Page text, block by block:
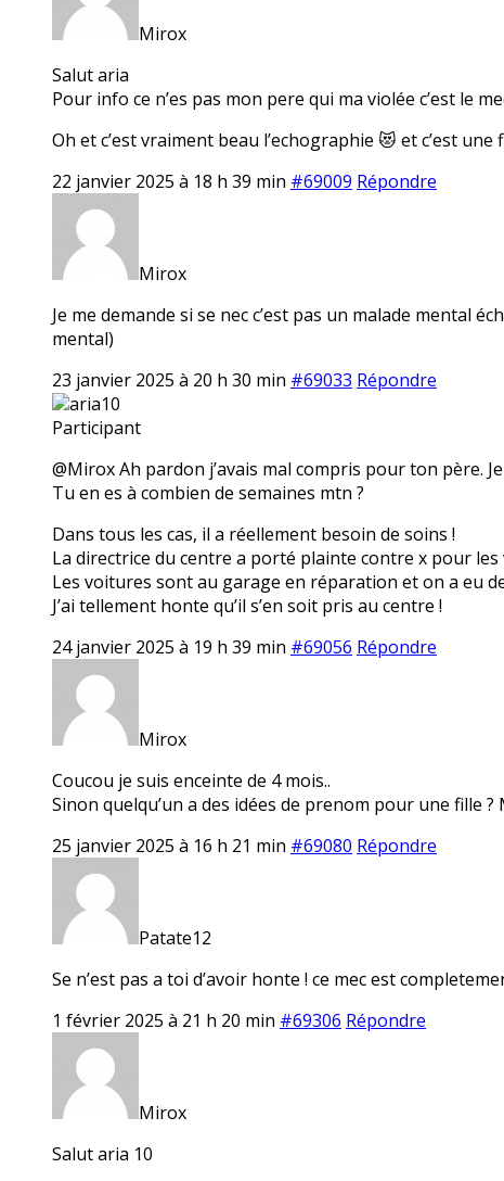
Mirox
Salut aria
Pour info ce n’es pas mon pere qui ma violée c’est le
Oh et c’est vraiment beau l’echographie 😻 et c’est
22 janvier 2025 à 18 h 39 min #69009 Répondre
Mirox
Je me demande si se nec c’est pas un malade mental
mental)
23 janvier 2025 à 20 h 30 min #69033 Répondre
aria10
Participant
@Mirox Ah pardon j’avais mal compris pour ton père.
Tu en es à combien de semaines mtn ?
Dans tous les cas, il a réellement besoin de soins !
La directrice du centre a porté plainte contre x pour
Les voitures sont au garage en réparation et on a eu
J’ai tellement honte qu’il s’en soit pris au centre !
24 janvier 2025 à 19 h 39 min #69056 Répondre
Mirox
Coucou je suis enceinte de 4 mois..
Sinon quelqu’un a des idées de prenom pour une fille ?
25 janvier 2025 à 16 h 21 min #69080 Répondre
Patate12
Se n’est pas a toi d’avoir honte ! ce mec est
1 février 2025 à 21 h 20 min #69306 Répondre
Mirox
Salut aria 10